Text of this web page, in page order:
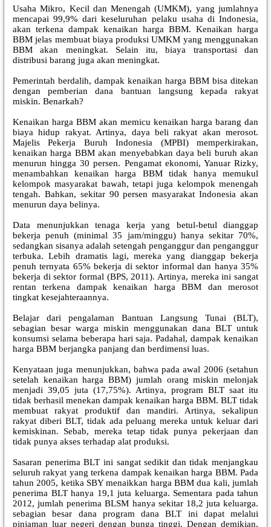
Usaha Mikro, Kecil dan Menengah (UMKM), yang jumlahnya
mencapai 99,9% dari keseluruhan pelaku usaha di Indonesia,
akan terkena dampak kenaikan harga BBM. Kenaikan harga
BBM jelas membuat biaya produksi UMKM yang menggunakan
BBM akan meningkat. Selain itu, biaya transportasi dan
distribusi barang juga akan meningkat.
Pemerintah berdalih, dampak kenaikan harga BBM bisa ditekan
dengan pemberian dana bantuan langsung kepada rakyat
miskin. Benarkah?
Kenaikan harga BBM akan memicu kenaikan harga barang dan
biaya hidup rakyat. Artinya, daya beli rakyat akan merosot.
Majelis Pekerja Buruh Indonesia (MPBI) memperkirakan,
kenaikan harga BBM akan menyebabkan daya beli buruh akan
menurun hingga 30 persen. Pengamat ekonomi, Yanuar Rizky,
menambahkan kenaikan harga BBM tidak hanya memukul
kelompok masyarakat bawah, tetapi juga kelompok menengah
tengah. Bahkan, sekitar 90 persen masyarakat Indonesia akan
menurun daya belinya.
Data menunjukkan tenaga kerja yang betul-betul dianggap
bekerja penuh (minimal 35 jam/minggu) hanya sekitar 70%,
sedangkan sisanya adalah setengah penganggur dan penganggur
terbuka. Lebih dramatis lagi, mereka yang dianggap bekerja
penuh ternyata 65% bekerja di sektor informal dan hanya 35%
bekerja di sektor formal (BPS, 2011). Artinya, mereka ini sangat
rentan terkena dampak kenaikan harga BBM dan merosot
tingkat kesejahteraannya.
Belajar dari pengalaman Bantuan Langsung Tunai (BLT),
sebagian besar warga miskin menggunakan dana BLT untuk
konsumsi selama beberapa hari saja. Padahal, dampak kenaikan
harga BBM berjangka panjang dan berdimensi luas.
Kenyataan juga menunjukkan, bahwa pada awal 2006 (setahun
setelah kenaikan harga BBM) jumlah orang miskin melonjak
menjadi 39,05 juta (17,75%). Artinya, program BLT saat itu
tidak berhasil menekan dampak kenaikan harga BBM. BLT tidak
membuat rakyat produktif dan mandiri. Artinya, sekalipun
rakyat diberi BLT, tidak ada peluang mereka untuk keluar dari
kemiskinan. Sebab, mereka tetap tidak punya pekerjaan dan
tidak punya akses terhadap alat produksi.
Sasaran penerima BLT ini sangat sedikit dan tidak menjangkau
seluruh rakyat yang terkena dampak kenaikan harga BBM. Pada
tahun 2005, ketika SBY menaikkan harga BBM dua kali, jumlah
penerima BLT hanya 19,1 juta keluarga. Sementara pada tahun
2012, jumlah penerima BLSM hanya sekitar 18,2 juta keluarga.
sebagian besar dana program dana BLT ini dapat melalui
pinjaman luar negeri dengan bunga tinggi. Dengan demikian,